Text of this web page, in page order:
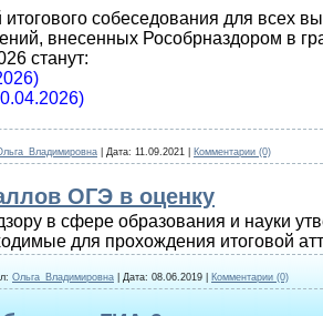
собеседования для всех
внесенных Рособрназдором в
станут:
Дата: 11.09.2021 Комментарии (0)
ОГЭ в оценку
в сфере образования и науки
для прохождения итоговой
Ольга_Владимировна Дата: 08.06.2019 Комментарии (0)